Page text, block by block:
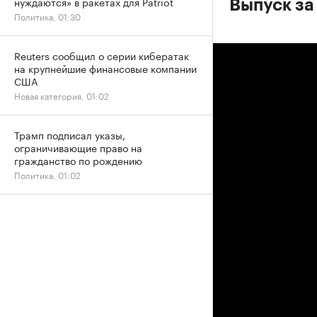
Выпуск
Политика, 01:30
Reuters сообщил о серии кибератак
на крупнейшие финансовые компании
США
Новая категория, 01:02
Трамп подписал указы,
ограничивающие право на
гражданство по рождению
Политика, 01:02